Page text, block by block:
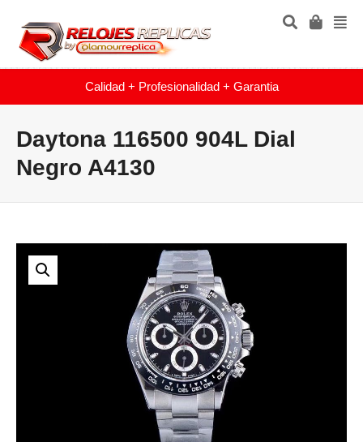
Calidad + Profesionalidad + Garantia
Daytona 116500 904L Dial
Negro A4130